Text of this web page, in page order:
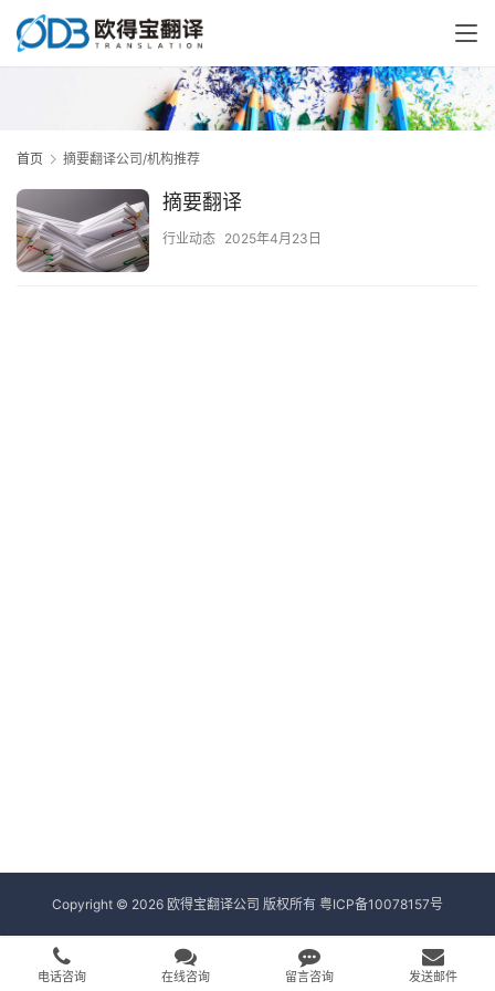
首页 摘要翻译公司/机构推荐
摘要翻译
行业动态 2025年4月23日
Copyright © 2026 欧得宝翻译公司 版权所有 粤ICP备10078157号
电话咨询 在线咨询 留言咨询 发送邮件